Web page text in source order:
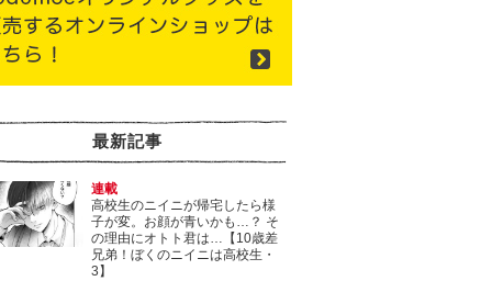
最新記事
連載
高校生のニイニが帰宅したら様
子が変。お顔が青いかも…？ そ
の理由にオトト君は…【10歳差
兄弟！ぼくのニイニは高校生・
3】